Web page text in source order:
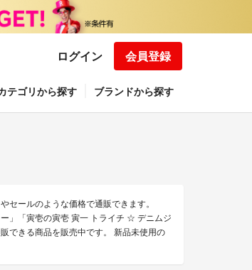
ログイン 会員登録
テゴリから探す ブランドから探す
セールのような価格で通販できます。
」「寅壱の寅壱 寅一 トライチ ☆ デニムジ
できる商品を販売中です。 新品未使用の